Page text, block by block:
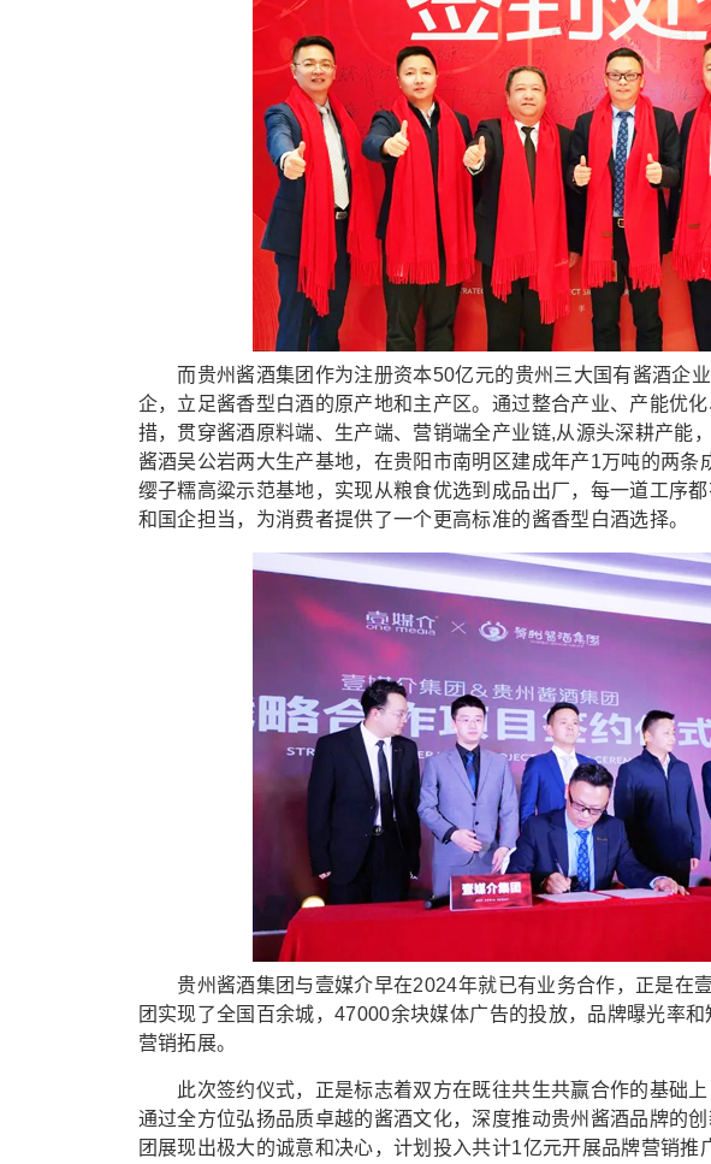
而贵州酱酒集团作为注册资本50亿元的贵州三大国有酱酒企业
企，立足酱香型白酒的原产地和主产区。通过整合产业、产能优
措，贯穿酱酒原料端、生产端、营销端全产业链,从源头深耕产能
酱酒吴公岩两大生产基地，在贵阳市南明区建成年产1万吨的两
缨子糯高粱示范基地，实现从粮食优选到成品出厂，每一道工序
和国企担当，为消费者提供了一个更高标准的酱香型白酒选择。
贵州酱酒集团与壹媒介早在2024年就已有业务合作，正是在
团实现了全国百余城，47000余块媒体广告的投放，品牌曝光率
营销拓展。
此次签约仪式，正是标志着双方在既往共生共赢合作的基础上
通过全方位弘扬品质卓越的酱酒文化，深度推动贵州酱酒品牌的
团展现出极大的诚意和决心，计划投入共计1亿元开展品牌营销